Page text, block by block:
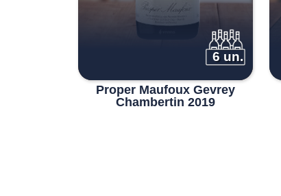
6 un.
Proper Maufoux Gevrey
Chambertin 2019